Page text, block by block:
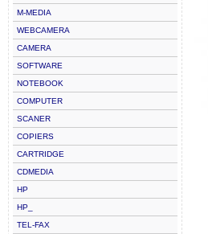
M-MEDIA
WEBCAMERA
CAMERA
SOFTWARE
NOTEBOOK
COMPUTER
SCANER
COPIERS
CARTRIDGE
CDMEDIA
HP
HP_
TEL-FAX